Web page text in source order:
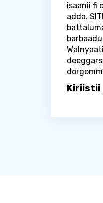
isaanii fi
adda.
Kiriistii